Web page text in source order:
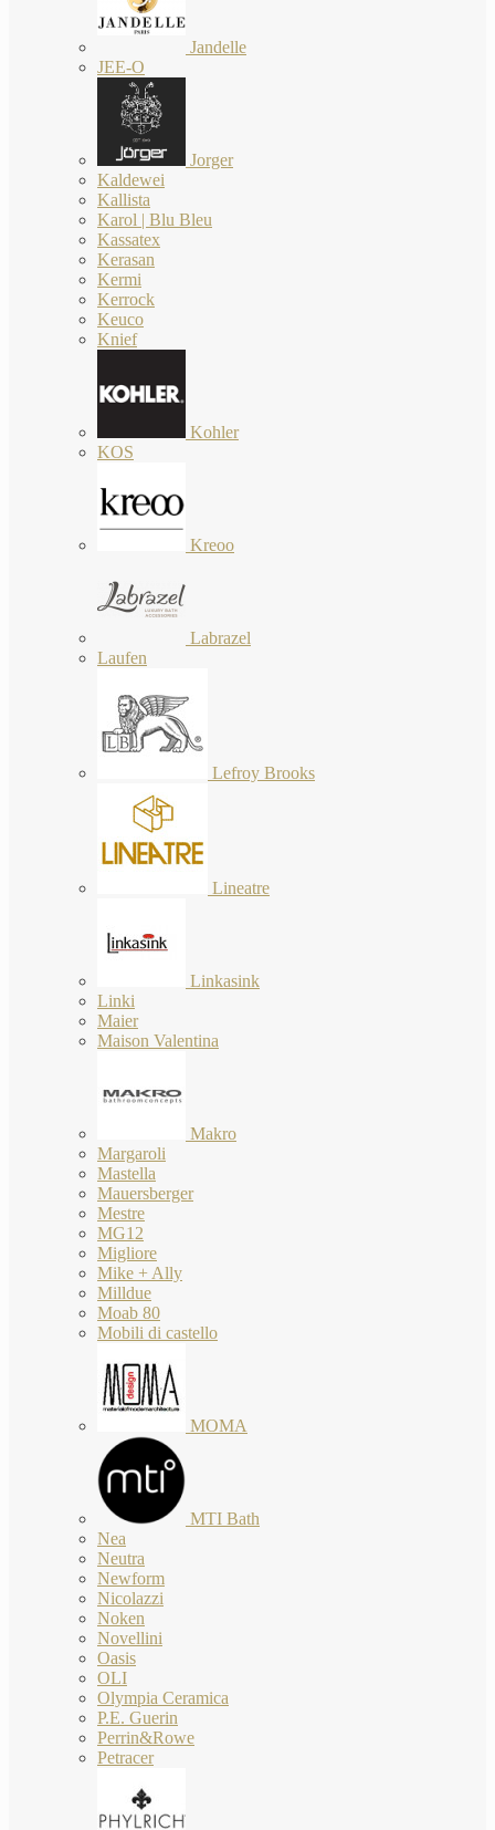
Jandelle
JEE-O
Jorger
Kaldewei
Kallista
Karol | Blu Bleu
Kassatex
Kerasan
Kermi
Kerrock
Keuco
Knief
Kohler
KOS
Kreoo
Labrazel
Laufen
Lefroy Brooks
Lineatre
Linkasink
Linki
Maier
Maison Valentina
Makro
Margaroli
Mastella
Mauersberger
Mestre
MG12
Migliore
Mike + Ally
Milldue
Moab 80
Mobili di castello
MOMA
MTI Bath
Nea
Neutra
Newform
Nicolazzi
Noken
Novellini
Oasis
OLI
Olympia Ceramica
P.E. Guerin
Perrin&Rowe
Petracer